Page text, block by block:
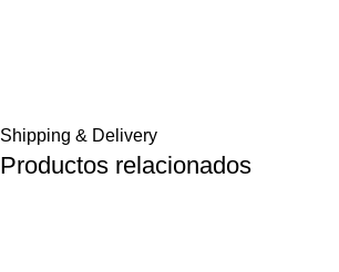
Shipping & Delivery
Productos relacionados